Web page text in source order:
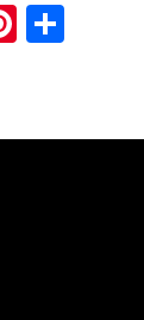
Pinterest